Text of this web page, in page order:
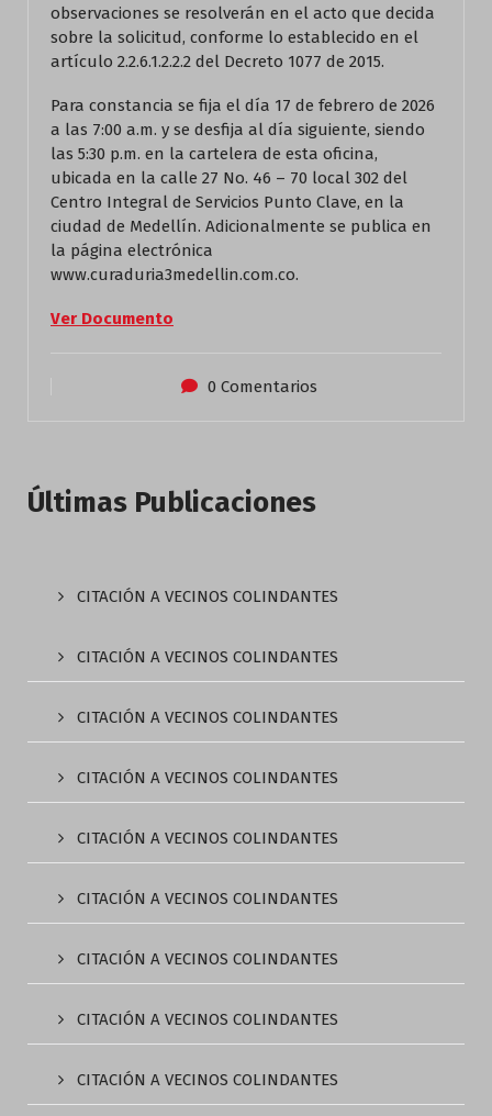
observaciones se resolverán en el acto que decida
sobre la solicitud, conforme lo establecido en el
artículo 2.2.6.1.2.2.2 del Decreto 1077 de 2015.
Para constancia se fija el día 17 de febrero de 2026
a las 7:00 a.m. y se desfija al día siguiente, siendo
las 5:30 p.m. en la cartelera de esta oficina,
ubicada en la calle 27 No. 46 – 70 local 302 del
Centro Integral de Servicios Punto Clave, en la
ciudad de Medellín. Adicionalmente se publica en
la página electrónica
www.curaduria3medellin.com.co.
Ver Documento
0 Comentarios
Últimas Publicaciones
CITACIÓN A VECINOS COLINDANTES
CITACIÓN A VECINOS COLINDANTES
CITACIÓN A VECINOS COLINDANTES
CITACIÓN A VECINOS COLINDANTES
CITACIÓN A VECINOS COLINDANTES
CITACIÓN A VECINOS COLINDANTES
CITACIÓN A VECINOS COLINDANTES
CITACIÓN A VECINOS COLINDANTES
CITACIÓN A VECINOS COLINDANTES